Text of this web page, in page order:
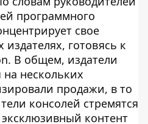
программного
свое
готовясь к
В общем, издатели
нескольких
продажи, в то
консолей стремятся
контент